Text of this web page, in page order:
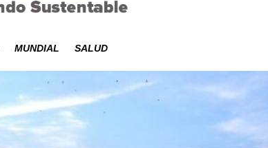
MUNDIAL SALUD